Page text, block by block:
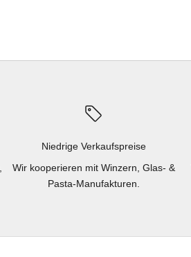
Niedrige Verkaufspreise
Wir kooperieren mit Winzern, Glas- &
Pasta-Manufakturen.